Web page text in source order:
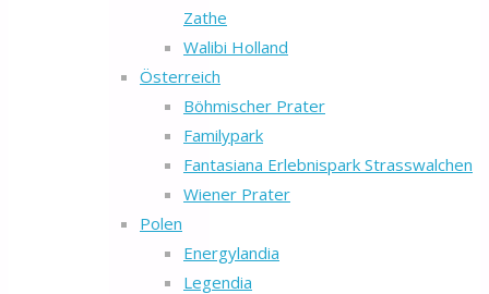
Zathe
Walibi Holland
Österreich
Böhmischer Prater
Familypark
Fantasiana Erlebnispark Strasswalchen
Wiener Prater
Polen
Energylandia
Legendia